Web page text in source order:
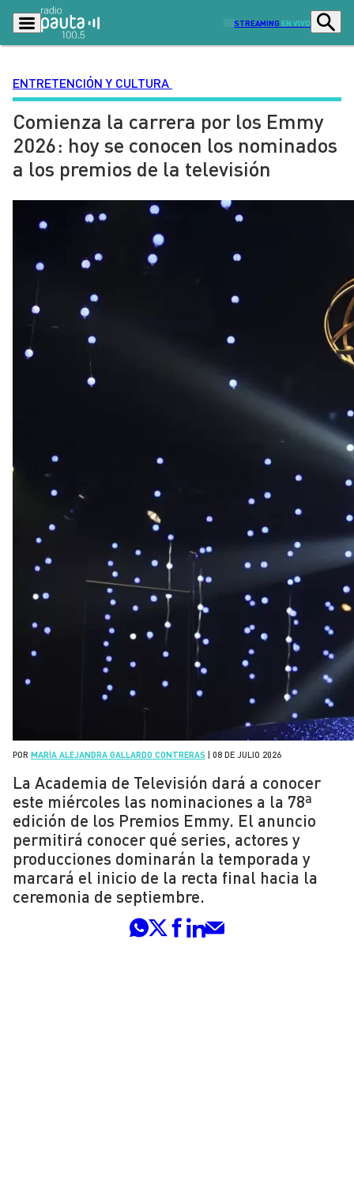
STREAMING EN VIVO
Podcasts Programas
Lo Último Actualidad
Ciudad
Radio en vivo
Entretención y Cultura
Dato en Pauta Señal 2
Contenido Patrocinado
ENTRETENCIÓN Y CULTURA
Comienza la carrera por los Emmy
2026: hoy se conocen los nominados
a los premios de la televisión
POR MARÍA ALEJANDRA GALLARDO CONTRERAS 08 DE JULIO 2026
La Academia de Televisión dará a conocer
este miércoles las nominaciones a la 78ª
edición de los Premios Emmy. El anuncio
permitirá conocer qué series, actores y
producciones dominarán la temporada y
marcará el inicio de la recta final hacia la
ceremonia de septiembre.